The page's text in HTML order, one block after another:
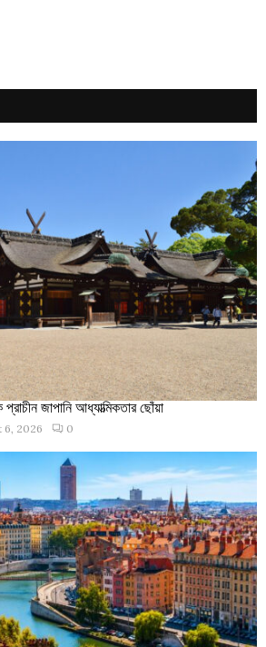
জাপানি আধ্যাত্মিকতার ছোঁয়া
6, 2026 0